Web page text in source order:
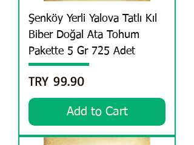
Şenköy Yerli Yalova Tatlı Kıl
Biber Doğal Ata Tohum
Pakette 5 Gr 725 Adet
Price
TRY 99.90
Add to Cart